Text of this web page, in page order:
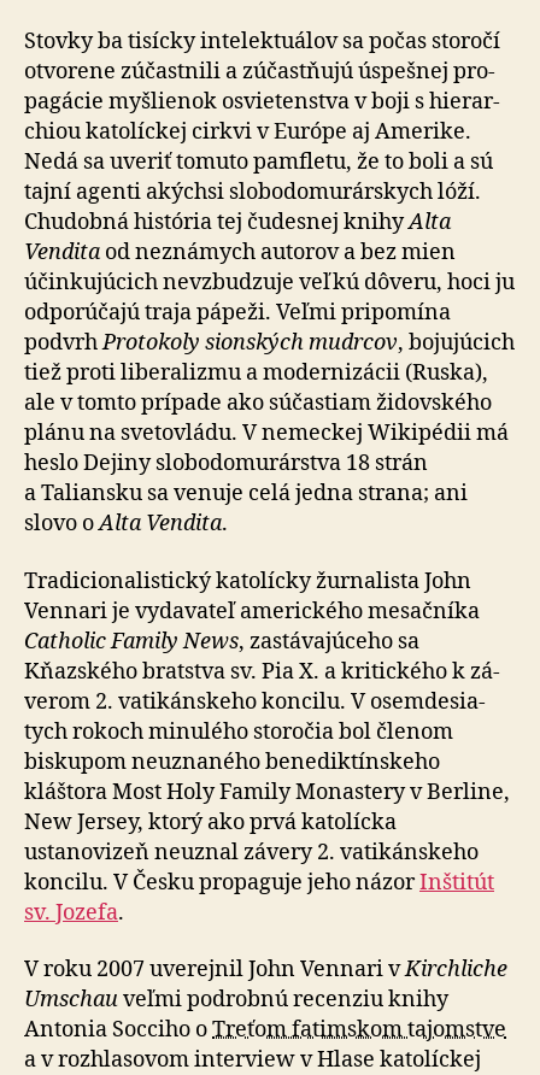
Stovky ba tisícky intelektuálov sa počas storočí
otvorene zúčastnili a zú­čas­tňujú úspešnej pro­
pa­gácie myšlienok osvie­ten­stva v boji s hie­rar­
chiou katolíckej cirkvi v Európe aj Amerike.
Nedá sa uveriť tomuto pamfletu, že to boli a sú
tajní agenti akýchsi slo­bo­do­mu­rár­skych lóží.
Chudobná história tej čudesnej knihyAlta
Vendita od ne­zná­mych autorov a bez mien
účinkujúcich nevzbudzuje veľkú dôveru, hoci ju
odporúčajú traja pápeži. Veľmi pripomína
podvrhProtokoly sionských mudrcov, bojujúcich
tiež proti liberalizmu a mo­der­ni­zácii (Ruska),
ale v tomto prípade ako súčastiam židovského
plánu na sve­to­vládu. V nemeckej Wikipédii má
heslo Dejiny slo­bo­do­mu­rár­stva 18 strán
a Taliansku sa venuje celá jedna strana; ani
slovo oAlta Vendita.
Tradicionalistický katolícky žurnalista John
Vennari je vydavateľ amerického mesačníka
Catholic Family News, zastá­va­jú­ceho sa
Kňazského bratstva sv. Pia X. a kri­tic­kého k zá­
ve­rom 2. va­ti­kán­skeho koncilu. V osem­de­sia­
tych rokoch minulého storočia bol členom
biskupom neuznaného bene­dik­tín­skeho
kláštora Most Holy Family Monastery v Berline,
New Jersey, ktorý ako prvá katolícka
ustanovizeň neuznal závery 2. va­ti­kán­skeho
koncilu. V Česku propaguje jeho názorInštitút
sv. Jozefa.
V roku 2007 uverejnil John Vennari vKirchliche
Umschauveľmi podrobnú recenziu knihy
Antonia Socciho oTreťom fatimskom tajomstve
a v roz­hla­so­vom inter­view v Hlase katolíckej